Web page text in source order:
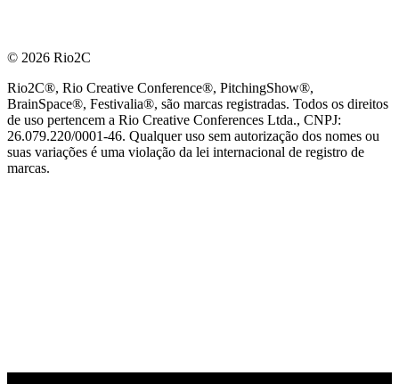
© 2026 Rio2C
Rio2C®, Rio Creative Conference®, PitchingShow®,
BrainSpace®, Festivalia®, são marcas registradas. Todos os direitos
de uso pertencem a Rio Creative Conferences Ltda., CNPJ:
26.079.220/0001-46. Qualquer uso sem autorização dos nomes ou
suas variações é uma violação da lei internacional de registro de
marcas.